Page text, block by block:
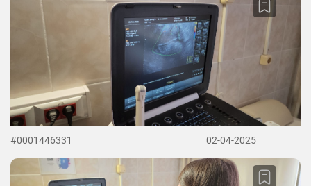
#0001446331 02-04-2025